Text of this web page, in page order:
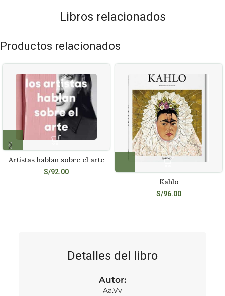
Libros relacionados
Productos relacionados
Artistas hablan sobre el arte
S/92.00
Kahlo
S/96.00
Detalles del libro
Autor:
Aa.Vv